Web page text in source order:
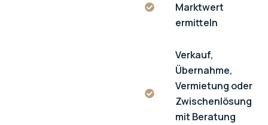
Marktwert
ermitteln
Verkauf,
Übernahme,
Vermietung oder
Zwischenlösung
mit Beratung